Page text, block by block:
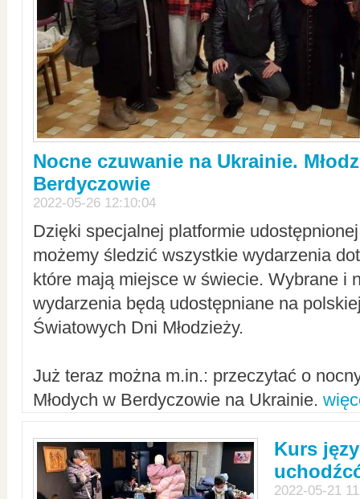
Nocne czuwanie na Ukrainie.
Berdyczowie
2022-05-26 12:10:04
Dzięki specjalnej platformie
możemy śledzić wszystkie wydarzenia
które mają miejsce w świecie. Wybrane i
wydarzenia będą udostępniane na
Światowych Dni Młodzieży.
Już teraz można m.in.: przeczytać o
Młodych w Berdyczowie na Ukrainie.
Kurs
2022-05-21